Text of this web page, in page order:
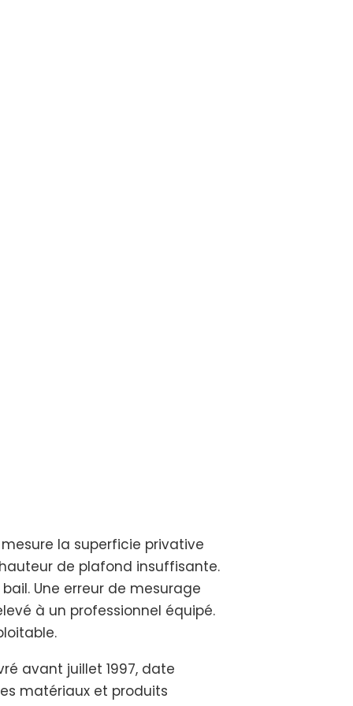
la superficie privative
de plafond insuffisante.
Une erreur de mesurage
à un professionnel équipé.
avant juillet 1997, date
matériaux et produits